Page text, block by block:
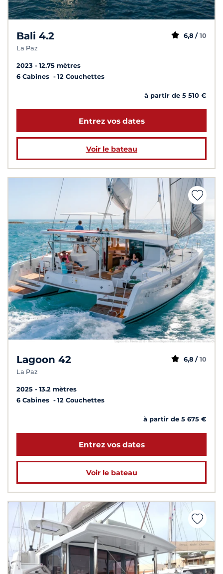
Bali 4.2
La Paz
6,8 / 10
2023
12.75 mètres
6 Cabines
12 Couchettes
à partir de 5 510 €
Entrez vos dates
Voir le bateau
Lagoon 42
La Paz
6,8 / 10
2025
13.2 mètres
6 Cabines
12 Couchettes
à partir de 5 675 €
Entrez vos dates
Voir le bateau